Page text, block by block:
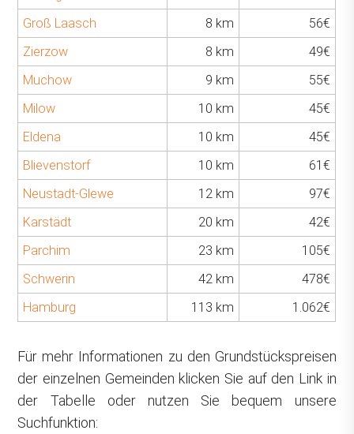
Groß Laasch
8 km
56€
Zierzow
8 km
49€
Muchow
9 km
55€
Milow
10 km
45€
Eldena
10 km
45€
Blievenstorf
10 km
61€
Neustadt-Glewe
12 km
97€
Karstädt
20 km
42€
Parchim
23 km
105€
Schwerin
42 km
478€
Hamburg
113 km 1.062€
Für mehr Informationen zu den Grundstückspreisen
der einzelnen Gemeinden klicken Sie auf den Link in
der Tabelle oder nutzen Sie bequem unsere
Suchfunktion: